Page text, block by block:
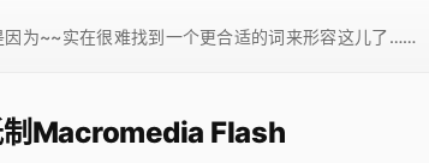
为~~实在很难找到一个更合适的词来形容这儿了……
Macromedia Flash